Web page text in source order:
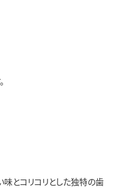
味とコリコリとした独特の歯